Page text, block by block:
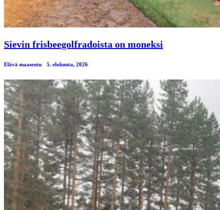
Sievin frisbeegolfradoista on moneksi
Elävä maaseutu 5. elokuuta, 2026